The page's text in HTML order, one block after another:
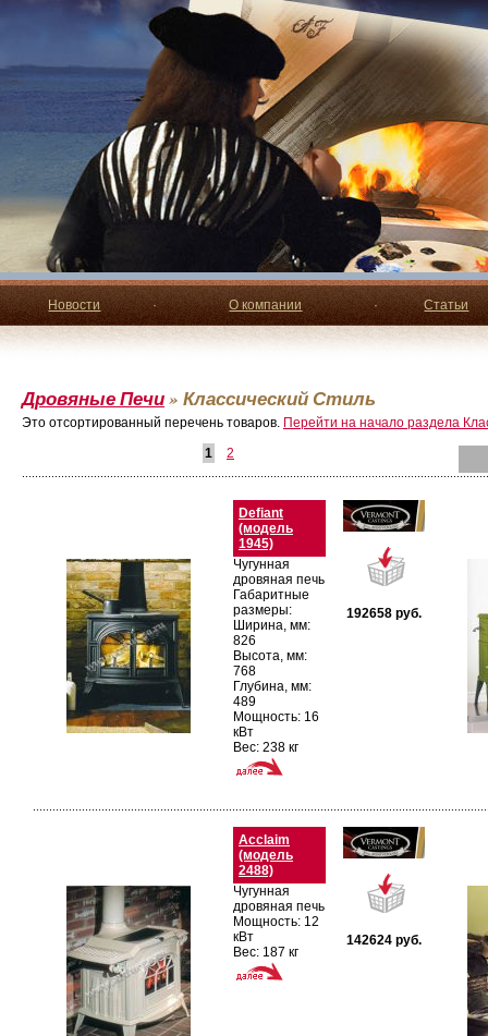
Новости · О компании · Статьи
Дровяные Печи» Классический Стиль
Это отсортированный перечень товаров. Перейти на начало раздела
1
2
Defiant
(модель
1945)
Чугунная
дровяная печь
Габаритные
размеры:
Ширина, мм:
826
Высота, мм:
768
Глубина, мм:
489
Мощность: 16
кВт
Вес: 238 кг
192658 руб.
Acclaim
(модель
2488)
Чугунная
дровяная печь
Мощность: 12
кВт
Вес: 187 кг
142624 руб.